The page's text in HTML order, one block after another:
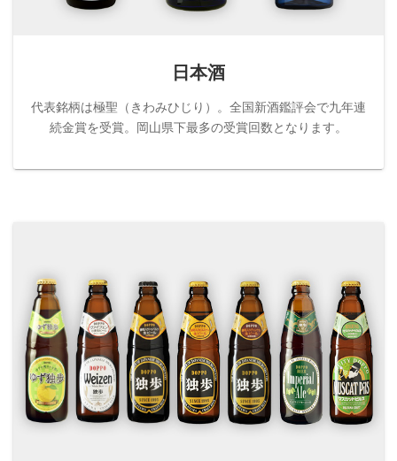
日本酒
代表銘柄は極聖（きわみひじり）。全国新酒鑑評会で九年連
続金賞を受賞。岡山県下最多の受賞回数となります。